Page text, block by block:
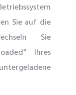
Sie auf die
Sie
Ihres